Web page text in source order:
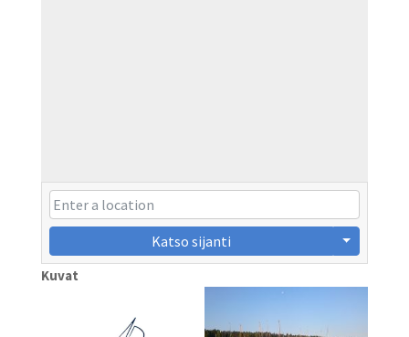
Katso sijanti
Kuvat